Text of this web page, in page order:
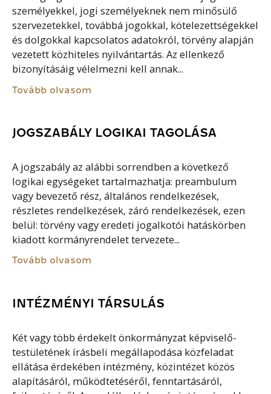
személyekkel, jogi személyeknek nem minősülő
szervezetekkel, továbbá jogokkal, kötelezettségekkel
és dolgokkal kapcsolatos adatokról, törvény alapján
vezetett közhiteles nyilvántartás. Az ellenkező
bizonyításáig vélelmezni kell annak...
Tovább olvasom
JOGSZABÁLY LOGIKAI TAGOLÁSA
A jogszabály az alábbi sorrendben a következő
logikai egységeket tartalmazhatja: preambulum
vagy bevezető rész, általános rendelkezések,
részletes rendelkezések, záró rendelkezések, ezen
belül: törvény vagy eredeti jogalkotói hatáskörben
kiadott kormányrendelet tervezete...
Tovább olvasom
INTÉZMÉNYI TÁRSULÁS
Két vagy több érdekelt önkormányzat képviselő-
testületének írásbeli megállapodása közfeladat
ellátása érdekében intézmény, közintézet közös
alapításáról, működtetéséről, fenntartásáról,